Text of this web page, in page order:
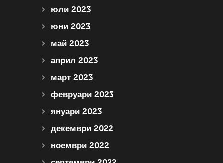
юли 2023
юни 2023
май 2023
април 2023
март 2023
февруари 2023
януари 2023
декември 2022
ноември 2022